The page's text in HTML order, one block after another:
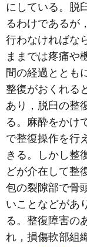
にしている。脱
るわけであるが
行わなければな
ままでは疼痛や
間の経過ととも
整復がおくれる
あり，脱臼の整
る。麻酔をかけ
で整復操作を行
きる。しかし整
どが介在して整
包の裂隙部で骨
いことなどがあ
る。整復障害の
れ，損傷軟部組